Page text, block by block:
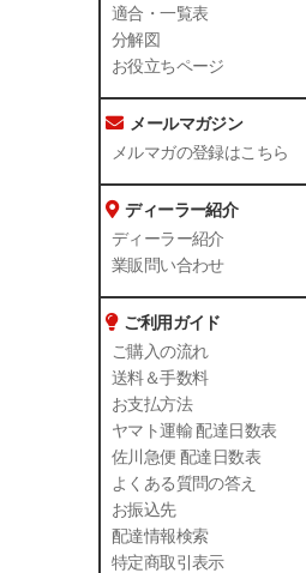
適合・一覧表
分解図
お役立ちページ
メールマガジン
メルマガの登録はこちら
ディーラー紹介
ディーラー紹介
業販問い合わせ
ご利用ガイド
ご購入の流れ
送料＆手数料
お支払方法
ヤマト運輸 配達日数表
佐川急便 配達日数表
よくある質問の答え
お振込先
配達情報検索
特定商取引表示